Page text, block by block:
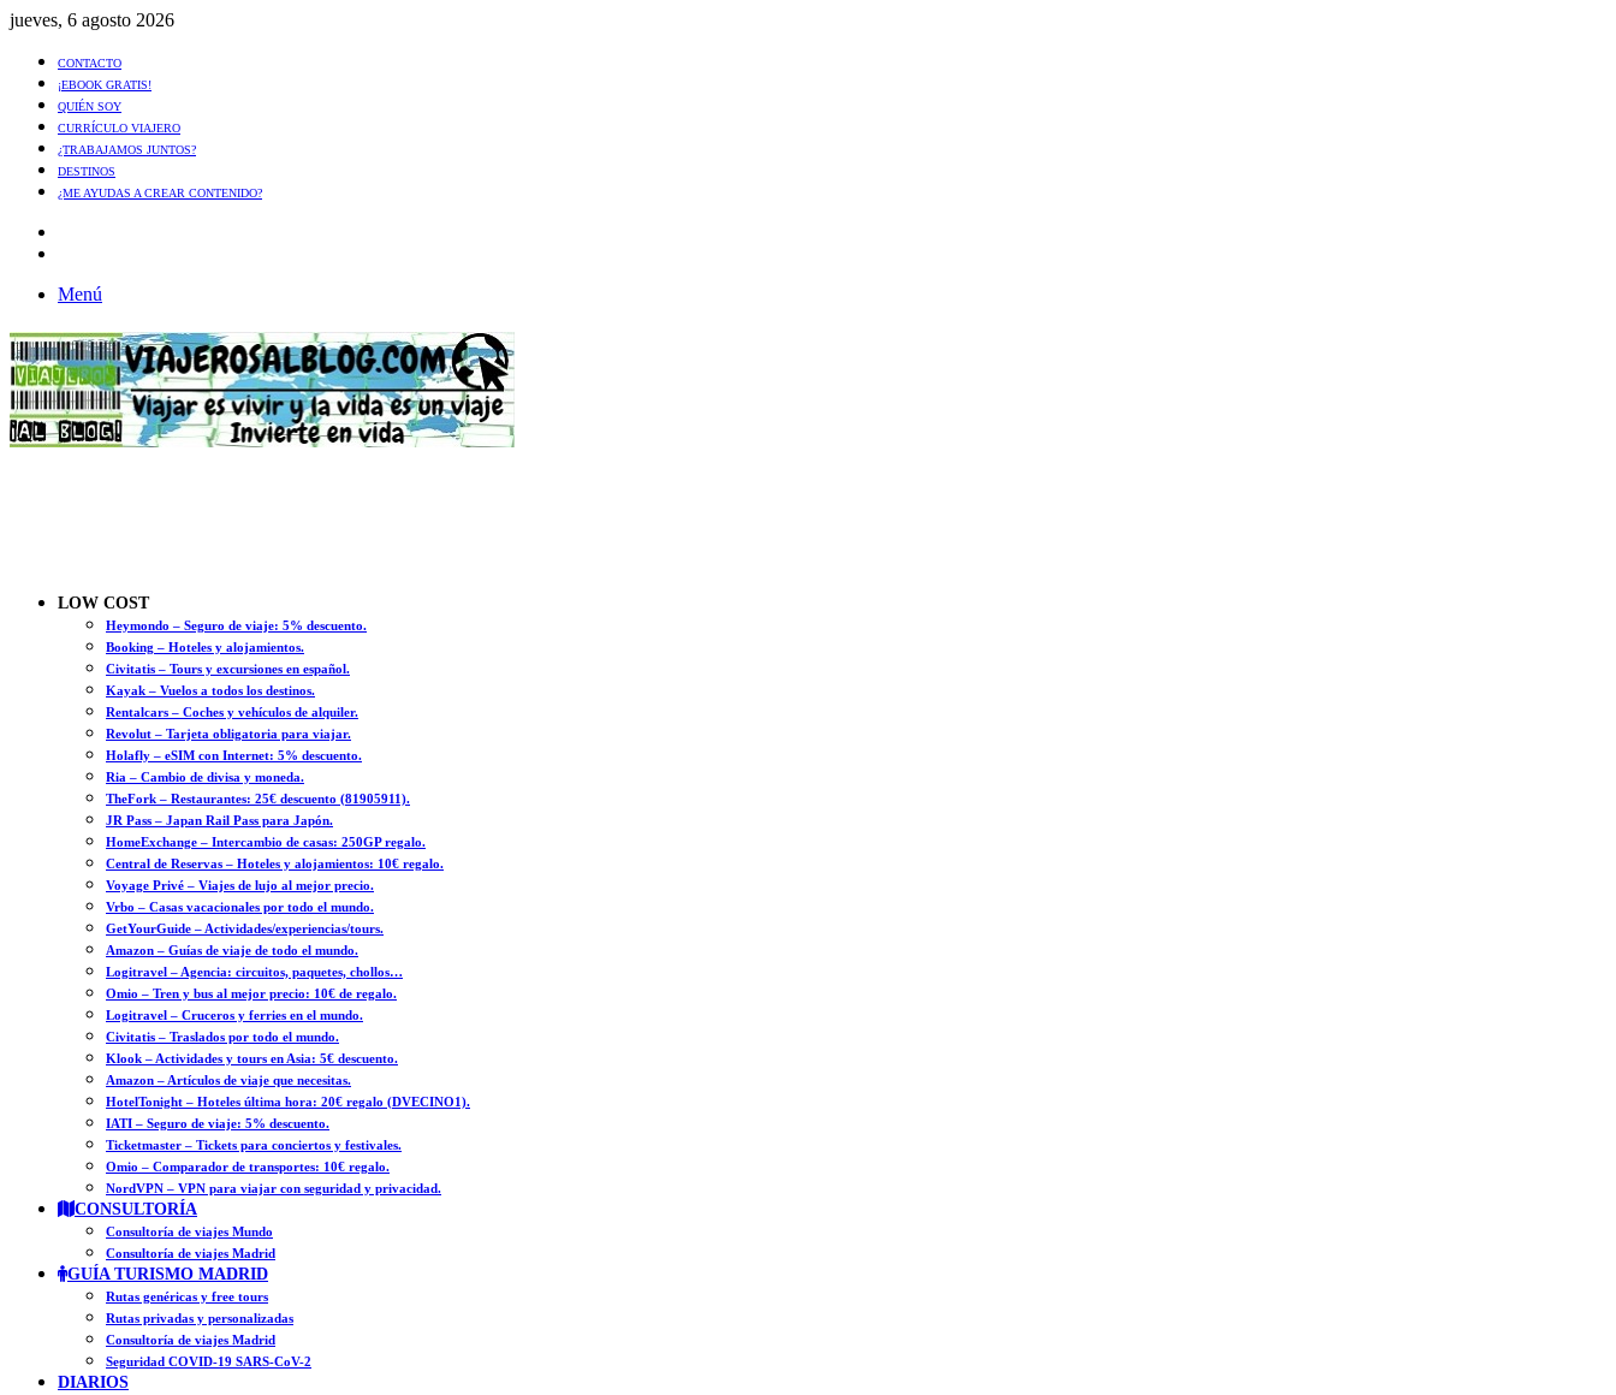
jueves, 6 agosto 2026
CONTACTO
¡EBOOK GRATIS!
QUIÉN SOY
CURRÍCULO VIAJERO
¿TRABAJAMOS JUNTOS?
DESTINOS
¿ME AYUDAS A CREAR CONTENIDO?
Menú
LOW COST
Heymondo – Seguro de viaje: 5% descuento.
Booking – Hoteles y alojamientos.
Civitatis – Tours y excursiones en español.
Kayak – Vuelos a todos los destinos.
Rentalcars – Coches y vehículos de alquiler.
Revolut – Tarjeta obligatoria para viajar.
Holafly – eSIM con Internet: 5% descuento.
Ria – Cambio de divisa y moneda.
TheFork – Restaurantes: 25€ descuento (81905911).
JR Pass – Japan Rail Pass para Japón.
HomeExchange – Intercambio de casas: 250GP regalo.
Central de Reservas – Hoteles y alojamientos: 10€ regalo.
Voyage Privé – Viajes de lujo al mejor precio.
Vrbo – Casas vacacionales por todo el mundo.
GetYourGuide – Actividades/experiencias/tours.
Amazon – Guías de viaje de todo el mundo.
Logitravel – Agencia: circuitos, paquetes, chollos…
Omio – Tren y bus al mejor precio: 10€ de regalo.
Logitravel – Cruceros y ferries en el mundo.
Civitatis – Traslados por todo el mundo.
Klook – Actividades y tours en Asia: 5€ descuento.
Amazon – Artículos de viaje que necesitas.
HotelTonight – Hoteles última hora: 20€ regalo (DVECINO1).
IATI – Seguro de viaje: 5% descuento.
Ticketmaster – Tickets para conciertos y festivales.
Omio – Comparador de transportes: 10€ regalo.
NordVPN – VPN para viajar con seguridad y privacidad.
CONSULTORÍA
Consultoría de viajes Mundo
Consultoría de viajes Madrid
GUÍA TURISMO MADRID
Rutas genéricas y free tours
Rutas privadas y personalizadas
Consultoría de viajes Madrid
Seguridad COVID-19 SARS-CoV-2
DIARIOS